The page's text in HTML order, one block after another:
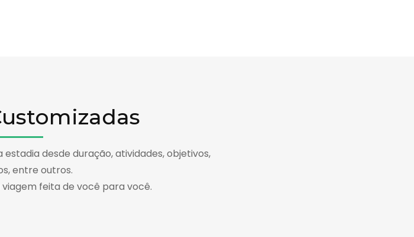
desde duração, atividades, objetivos,
entre outros.
feita de você para você.